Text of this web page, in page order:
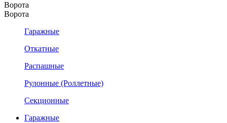
Ворота
Ворота
Гаражные
Откатные
Распашные
Рулонные (Роллетные)
Секционные
Гаражные